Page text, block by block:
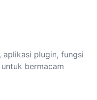
, aplikasi plugin, fungsi
bermacam